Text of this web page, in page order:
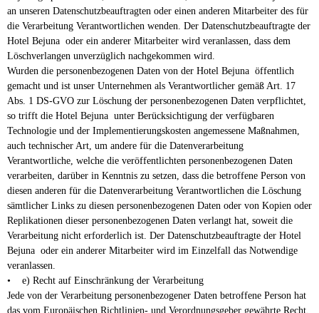
an unseren Datenschutzbeauftragten oder einen anderen Mitarbeiter des für
die Verarbeitung Verantwortlichen wenden. Der Datenschutzbeauftragte der
Hotel Bejuna oder ein anderer Mitarbeiter wird veranlassen, dass dem
Löschverlangen unverzüglich nachgekommen wird.
Wurden die personenbezogenen Daten von der Hotel Bejuna öffentlich
gemacht und ist unser Unternehmen als Verantwortlicher gemäß Art. 17
Abs. 1 DS-GVO zur Löschung der personenbezogenen Daten verpflichtet,
so trifft die Hotel Bejuna unter Berücksichtigung der verfügbaren
Technologie und der Implementierungskosten angemessene Maßnahmen,
auch technischer Art, um andere für die Datenverarbeitung
Verantwortliche, welche die veröffentlichten personenbezogenen Daten
verarbeiten, darüber in Kenntnis zu setzen, dass die betroffene Person von
diesen anderen für die Datenverarbeitung Verantwortlichen die Löschung
sämtlicher Links zu diesen personenbezogenen Daten oder von Kopien oder
Replikationen dieser personenbezogenen Daten verlangt hat, soweit die
Verarbeitung nicht erforderlich ist. Der Datenschutzbeauftragte der Hotel
Bejuna oder ein anderer Mitarbeiter wird im Einzelfall das Notwendige
veranlassen.
• e) Recht auf Einschränkung der Verarbeitung
Jede von der Verarbeitung personenbezogener Daten betroffene Person hat
das vom Europäischen Richtlinien- und Verordnungsgeber gewährte Recht,